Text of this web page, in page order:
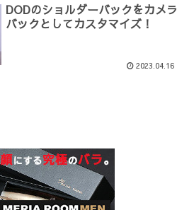
DODのショルダーバックをカメラ
バックとしてカスタマイズ！
2023.04.16